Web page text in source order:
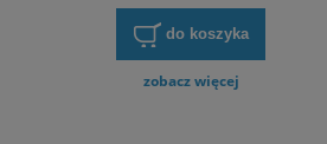
do koszyka
zobacz więcej